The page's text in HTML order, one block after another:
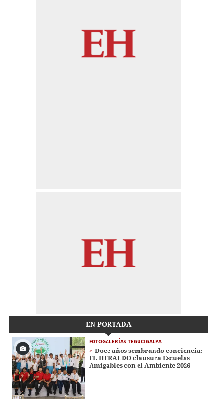
EN PORTADA
FOTOGALERÍAS TEGUCIGALPA
Doce años sembrando conciencia:
EL HERALDO clausura Escuelas
Amigables con el Ambiente 2026